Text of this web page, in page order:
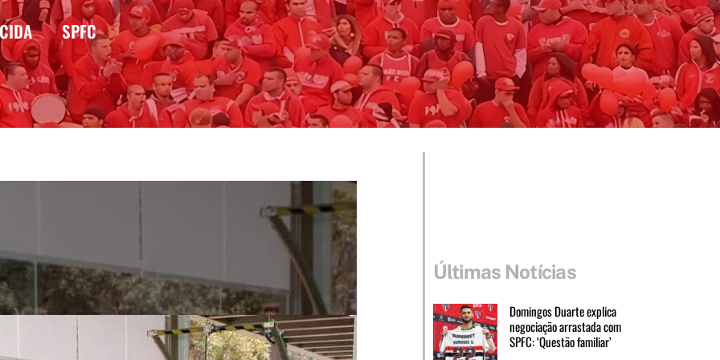
SPFC
Últimas Notícias
Domingos Duarte explica
negociação arrastada com
SPFC: ‘Questão familiar’